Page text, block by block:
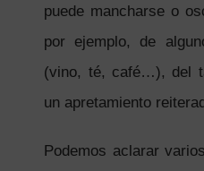
puede mancharse o
por ejemplo, de
(vino, té, café…), del
un apretamiento
Podemos aclarar